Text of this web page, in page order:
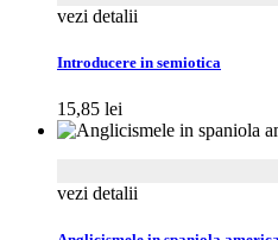
vezi detalii
Introducere in semiotica
15,85 lei
vezi detalii